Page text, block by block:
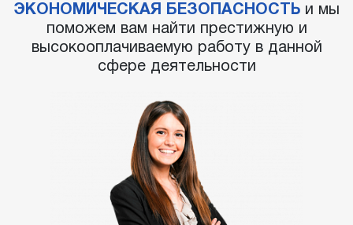
ЭКОНОМИЧЕСКАЯ БЕЗОПАСНОСТЬ и мы
поможем вам найти престижную и
высокооплачиваемую работу в данной
сфере деятельности